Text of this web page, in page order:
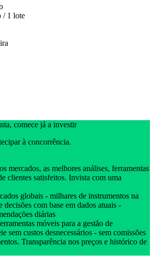
/ 1 lote
comece já a investir
à concorrência.
mercados, as melhores análises, ferramentas
clientes satisfeitos. Invista com uma
globais - milhares de instrumentos na
decisões com base em dados atuais -
diárias
móveis para a gestão de
sem custos desnecessários - sem comissões
Transparência nos preços e histórico de